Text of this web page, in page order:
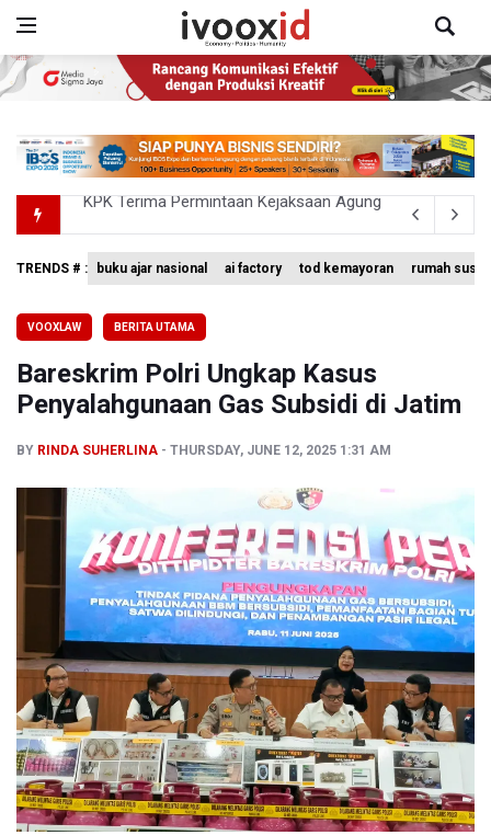
Kementerian ESDM Kaji Pengembangan PLTS
BRIN Kembangkan Teknologi Modifikasi Cuaca hingga
Terkait Temuan 995 Pucuk Senjata, Yayasan Sekolah:
KPK Terima Permintaan Kejaksaan Agung Periksa
TRENDS # : buku ajar nasional ai factory tod kemayoran rumah
VOOXLAW BERITA UTAMA
Bareskrim Polri Ungkap Kasus
Penyalahgunaan Gas Subsidi di Jatim
BY RINDA SUHERLINA THURSDAY, JUNE 12, 2025 1:31 AM